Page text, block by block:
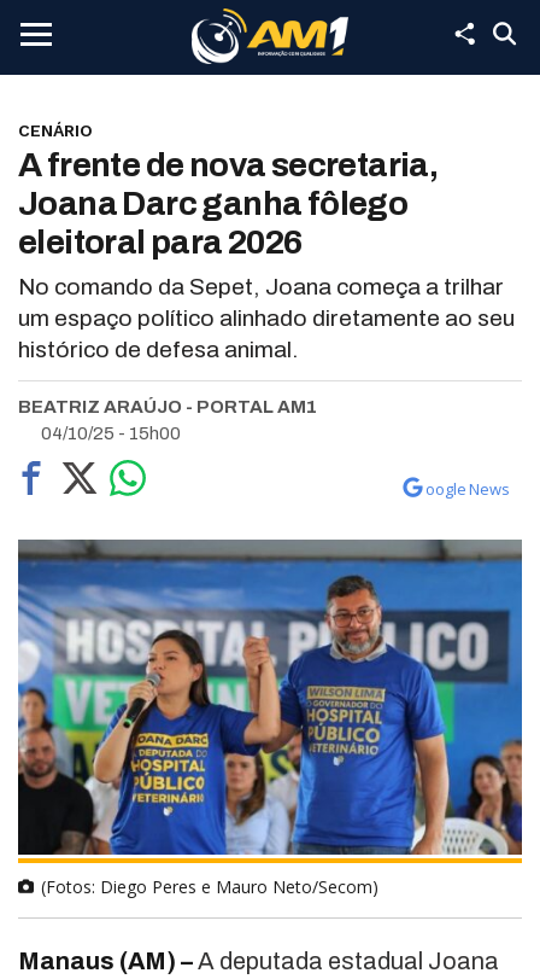
CENÁRIO
A frente de nova secretaria,
Joana Darc ganha fôlego
eleitoral para 2026
No comando da Sepet, Joana começa a trilhar
um espaço político alinhado diretamente ao seu
histórico de defesa animal.
BEATRIZ ARAÚJO - PORTAL AM1
04/10/25 - 15h00
oogle News
(Fotos: Diego Peres e Mauro Neto/Secom)
Manaus (AM) –A deputada estadual Joana